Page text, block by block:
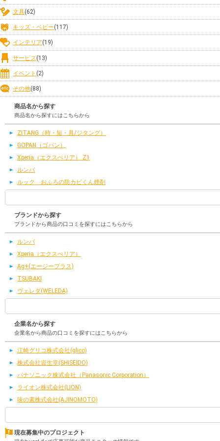
文具(62)
キッズ・ベビー(117)
インテリア(19)
サービス (13)
イベント (2)
その他(88)
商品名から探す
商品名から探すにはこちらから
ZITANG（時・短・具/ジタング）
GOPAN（ゴパン）
Xperia（エクスぺリア） Z1
ルンバ
ルック おふろの防カビくん煙剤
ブランドから探す
ブランドから商品の口コミを探すにはこちらから
ルンバ
Xperia（エクスぺリア）
Ag+(エージープラス)
TSUBAKI
ヴェレダ(WELEDA)
企業名から探す
企業名から商品の口コミを探すにはこちらから
江崎グリコ株式会社(glico)
株式会社資生堂(SHISEIDO)
パナソニック株式会社（Panasonic Corporation）
ライオン株式会社(LION)
味の素株式会社(AJINOMOTO)
現在募集中のプロジェクト